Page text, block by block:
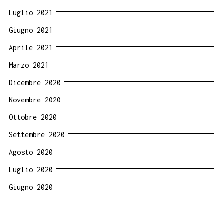
Luglio 2021
Giugno 2021
Aprile 2021
Marzo 2021
Dicembre 2020
Novembre 2020
Ottobre 2020
Settembre 2020
Agosto 2020
Luglio 2020
Giugno 2020